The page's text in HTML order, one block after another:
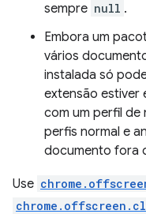
sempre null .
Embora um
vários
instalada só
extensão estiver
com um perfil de
perfis normal e
documento fora
Use